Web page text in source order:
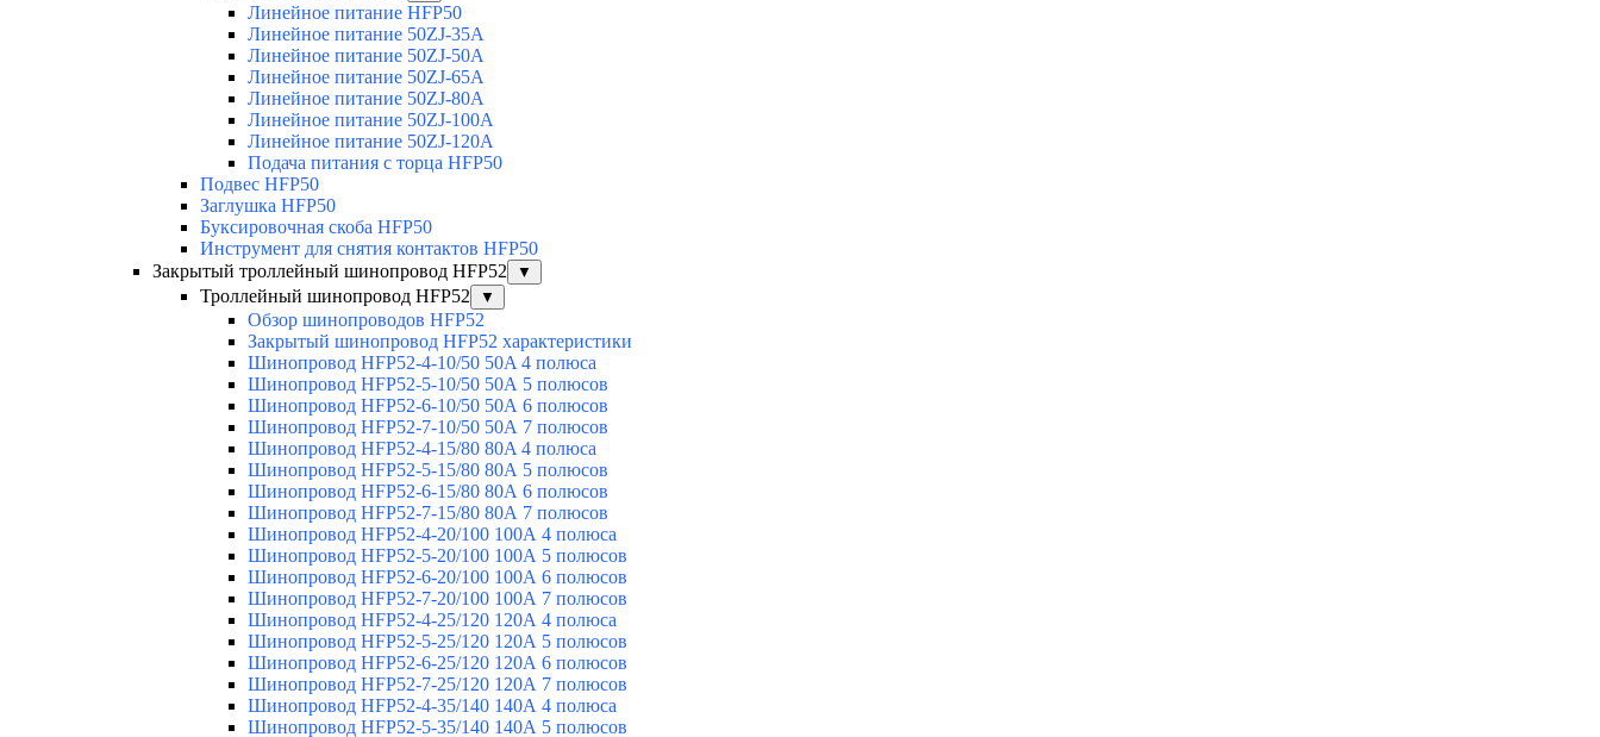
Линейное питание HFP50
Линейное питание 50ZJ-35A
Линейное питание 50ZJ-50A
Линейное питание 50ZJ-65A
Линейное питание 50ZJ-80A
Линейное питание 50ZJ-100A
Линейное питание 50ZJ-120A
Подача питания с торца HFP50
Подвес HFP50
Заглушка HFP50
Буксировочная скоба HFP50
Инструмент для снятия контактов HFP50
Закрытый троллейный шинопровод HFP52
▼
Троллейный шинопровод HFP52 ▼
Обзор шинопроводов HFP52
Закрытый шинопровод HFP52 характеристики
Шинопровод HFP52-4-10/50 50A 4 полюса
Шинопровод HFP52-5-10/50 50А 5 полюсов
Шинопровод HFP52-6-10/50 50А 6 полюсов
Шинопровод HFP52-7-10/50 50А 7 полюсов
Шинопровод HFP52-4-15/80 80A 4 полюса
Шинопровод HFP52-5-15/80 80А 5 полюсов
Шинопровод HFP52-6-15/80 80А 6 полюсов
Шинопровод HFP52-7-15/80 80А 7 полюсов
Шинопровод HFP52-4-20/100 100А 4 полюса
Шинопровод HFP52-5-20/100 100А 5 полюсов
Шинопровод HFP52-6-20/100 100А 6 полюсов
Шинопровод HFP52-7-20/100 100А 7 полюсов
Шинопровод HFP52-4-25/120 120А 4 полюса
Шинопровод HFP52-5-25/120 120А 5 полюсов
Шинопровод HFP52-6-25/120 120А 6 полюсов
Шинопровод HFP52-7-25/120 120А 7 полюсов
Шинопровод HFP52-4-35/140 140А 4 полюса
Шинопровод HFP52-5-35/140 140А 5 полюсов